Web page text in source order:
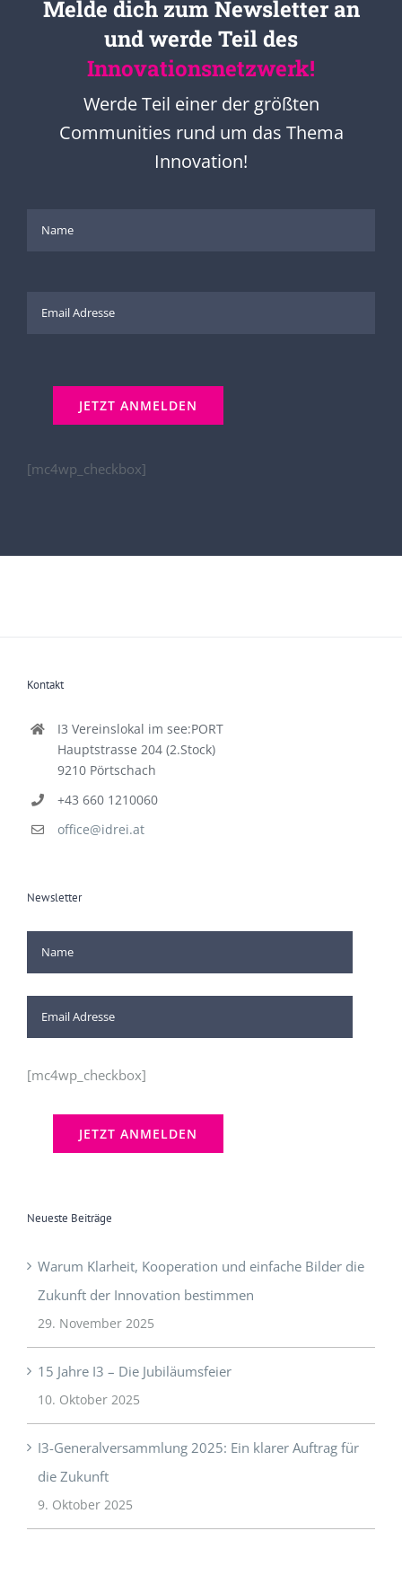
Melde dich zum Newsletter an
und werde Teil des
Innovationsnetzwerk!
Werde Teil einer der größten
Communities rund um das Thema
Innovation!
[mc4wp_checkbox]
Kontakt
I3 Vereinslokal im see:PORT
Hauptstrasse 204 (2.Stock)
9210 Pörtschach
+43 660 1210060
office@idrei.at
Newsletter
[mc4wp_checkbox]
Neueste Beiträge
Warum Klarheit, Kooperation und einfache Bilder die
Zukunft der Innovation bestimmen
29. November 2025
15 Jahre I3 – Die Jubiläumsfeier
10. Oktober 2025
I3-Generalversammlung 2025: Ein klarer Auftrag für
die Zukunft
9. Oktober 2025